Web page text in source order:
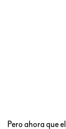
Pero ahora que